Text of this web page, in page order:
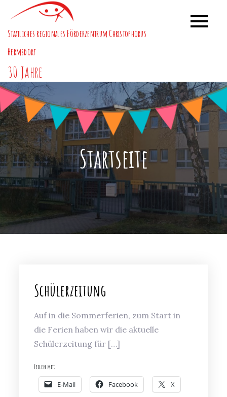
content
Staatliches regionales Förderzentrum Christophorus
Hermsdorf
30 Jahre
Startseite
Schülerzeitung
Auf in die Sommerferien, zum Start in
die Ferien haben wir die aktuelle
Schülerzeitung für […]
Teilen mit:
E-Mail Facebook X